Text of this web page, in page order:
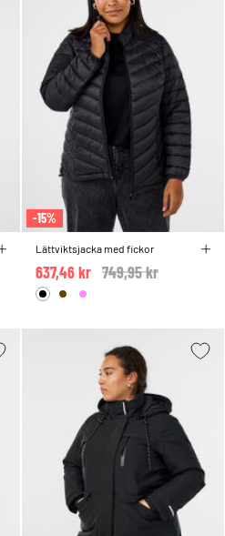
-15%
Lättviktsjacka med fickor
Price reduced from
749,95 kr
637,46 kr